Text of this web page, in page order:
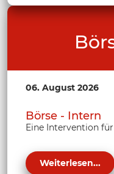
06. August 2026
Börse - Intern
Eine Intervention
Weiterlesen...